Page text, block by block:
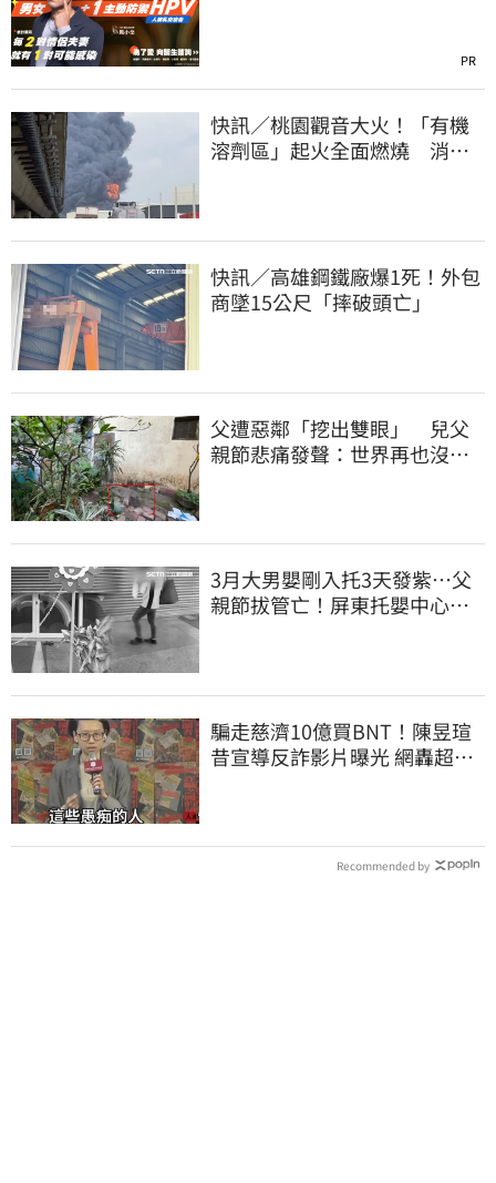
PR
快訊／桃園觀音大火！「有機
溶劑區」起火全面燃燒 消
快訊／高雄鋼鐵廠爆1死！外包
商墜15公尺「摔破頭亡」
父遭惡鄰「挖出雙眼」 兒父
親節悲痛發聲：世界再也沒有
3月大男嬰剛入托3天發紫…父
親節拔管亡！屏東托嬰中心回9
騙走慈濟10億買BNT！陳昱瑄
昔宣導反詐影片曝光 網轟超級
Recommended by